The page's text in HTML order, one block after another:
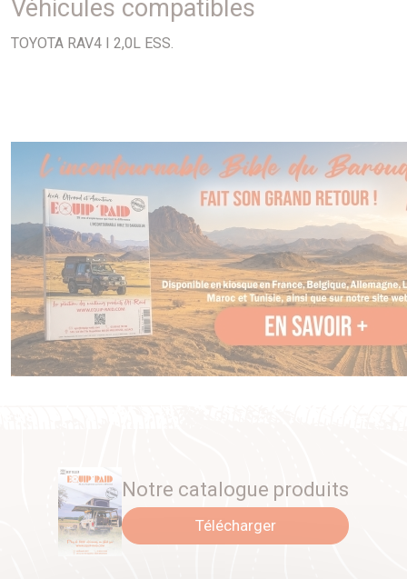
PHOTO NON CONTRACTUELLE
Véhicules compatibles
TOYOTA RAV4 I 2,0L ESS.
Notre catalogue produits
Télécharger